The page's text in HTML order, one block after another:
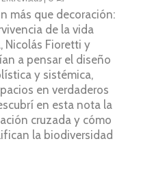
más que decoración:
de la vida
Nicolás Fioretti y
a pensar el diseño
y sistémica,
en verdaderos
en esta nota la
cruzada y cómo
la biodiversidad